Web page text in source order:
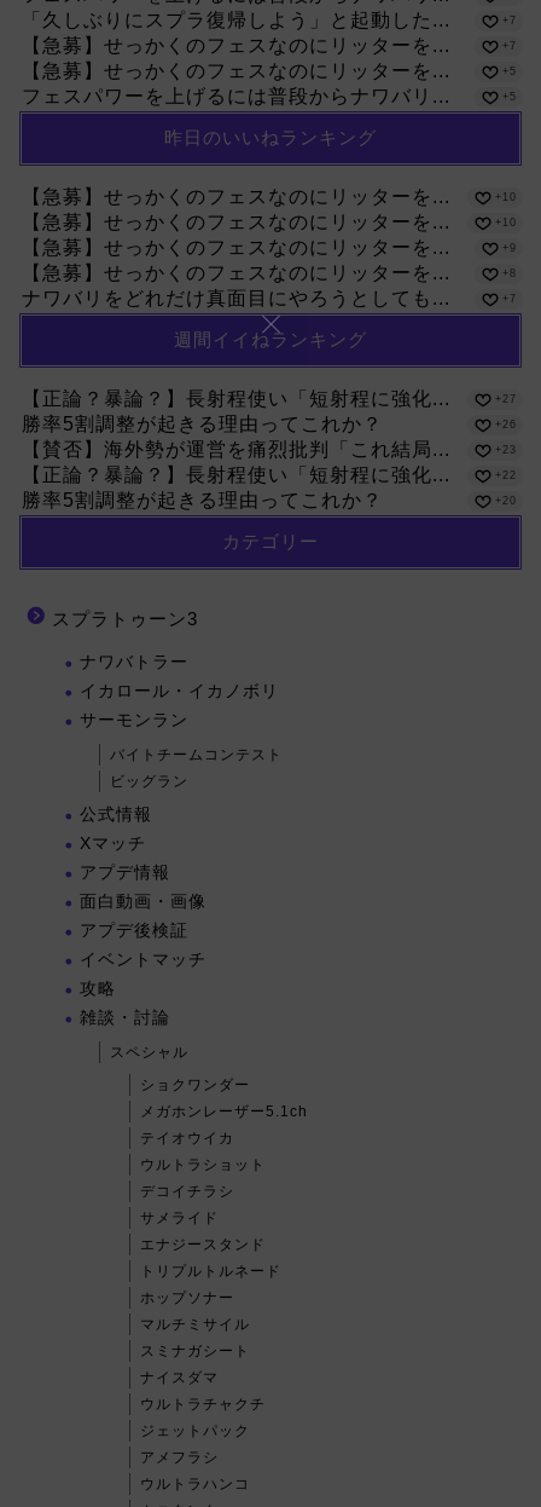
「久しぶりにスプラ復帰しよう」と起動した... +7
【急募】せっかくのフェスなのにリッターを... +7
【急募】せっかくのフェスなのにリッターを... +5
フェスパワーを上げるには普段からナワバリ... +5
昨日のいいねランキング
【急募】せっかくのフェスなのにリッターを... +10
【急募】せっかくのフェスなのにリッターを... +10
【急募】せっかくのフェスなのにリッターを... +9
【急募】せっかくのフェスなのにリッターを... +8
ナワバリをどれだけ真面目にやろうとしても... +7
週間イイねランキング
【正論？暴論？】長射程使い「短射程に強化... +27
勝率5割調整が起きる理由ってこれか？ +26
【賛否】海外勢が運営を痛烈批判「これ結局... +23
【正論？暴論？】長射程使い「短射程に強化... +22
勝率5割調整が起きる理由ってこれか？ +20
カテゴリー
スプラトゥーン3
ナワバトラー
イカロール・イカノボリ
サーモンラン
バイトチームコンテスト
ビッグラン
公式情報
Xマッチ
アプデ情報
面白動画・画像
アプデ後検証
イベントマッチ
攻略
雑談・討論
スペシャル
ショクワンダー
メガホンレーザー5.1ch
テイオウイカ
ウルトラショット
デコイチラシ
サメライド
エナジースタンド
トリプルトルネード
ホップソナー
マルチミサイル
スミナガシート
ナイスダマ
ウルトラチャクチ
ジェットパック
アメフラシ
ウルトラハンコ